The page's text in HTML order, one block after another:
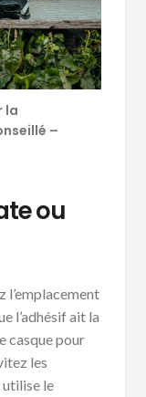
la
–
ou
l’emplacement
l’adhésif ait la
casque pour
les
utilise le